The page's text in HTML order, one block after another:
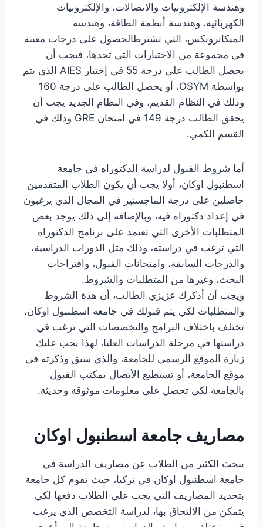
وهندسة الإلكترونيات والاتصالات، والإلكترونيات
الكهربائية، وهندسة أنظمة الطاقة، وهندسة
الميكاترونكس، التي تشترطالحصول على درجات معينة
في مجموعة من الاختبارات التي تحدها، فيجب أن
يحصل الطالب على درجة 55 في إختبار AIES الذي يتم
بواسطة OSYM، أو يحصل الطالب على درجة 160
وذلك في النظام القديم، وفي النظام الجديد يجب أن
يحقق الطالب درجة 149 في امتحان GRE وذلك في
القسم الكمي.
أما شروط القبول لدراسة الدكتوراه في جامعة
اسطنبول اوكان، أولا يجب أن يكون الطلاب المتقدمين
حاصلين على درجة الماجستير في المجال الذي يرغبون
في إعداد دكتوراه فيه، وبالإضافة إلى ذلك يوجد بعض
المتطلبات الأخرى التي تعتمد على برنامج الدكتوراه
التي ترغب في دراسته، وذلك مثل الدورات الدراسية،
والدرجات السابقة، وامتحانات القبول، واقتراحات
البحث، وغيرها من المتطلبات والشروط.
ويجب أن أذكرك عزيزي الطالب، أن هذة الشروط
والمتطلبات لكي يتم قبولك في جامعة اسطنبول اوكان،
تختلف باختلاف البرامج والتخصصات التي ترغب في
دراستها في مرحلة الدراسات العليا، لهذا يجب عليك
زيارة الموقع الرسمي للجامعة، والذي سبق وذكرته في
موقع الجامعة، أو تستطيع الأتصال بمكتب القبول
بالجامعة لكي تحصل على معلومات موثوقة وحديثة.
مصاريف جامعة اسطنبول اوكان
يبحث الكثير من الطلاب عن مصاريف الدراسة في
جامعة اسطنبول اوكان في تركيا، حيث تقوم كل جامعة
بتحديد المصاريف التي يجب على الطلاب دفعها لكي
يتمكن من الالتحاق بها، لدراسة التخصص الذي يرغب